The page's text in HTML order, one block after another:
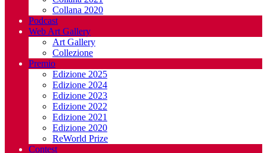
Collana 2020
Podcast
Web Art Gallery
Art Gallery
Collezione
Premio
Edizione 2025
Edizione 2024
Edizione 2023
Edizione 2022
Edizione 2021
Edizione 2020
ReWorld Prize
Contest